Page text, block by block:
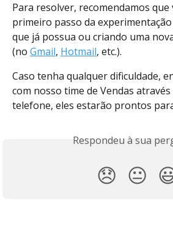
Para resolver, recomendamos
primeiro passo da
que já possua ou criando uma
(no Gmail, Hotmail, etc.).
Caso tenha qualquer dificuldade,
com nosso time de Vendas
telefone, eles estarão prontos
Respondeu à sua
😞 😐